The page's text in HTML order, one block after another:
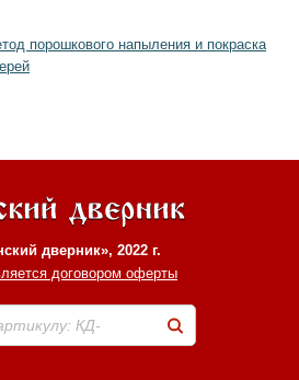
порошкового напыления и покраска
дверник», 2022 г.
договором оферты
КД-